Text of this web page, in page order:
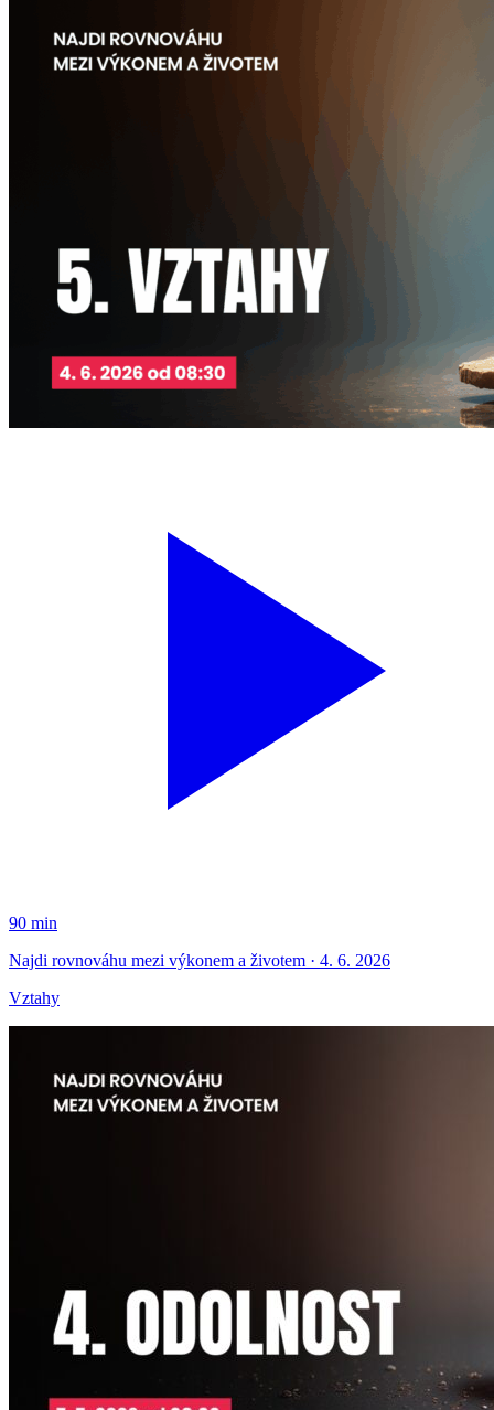
90 min
Najdi rovnováhu mezi výkonem a životem · 4. 6. 2026
Vztahy